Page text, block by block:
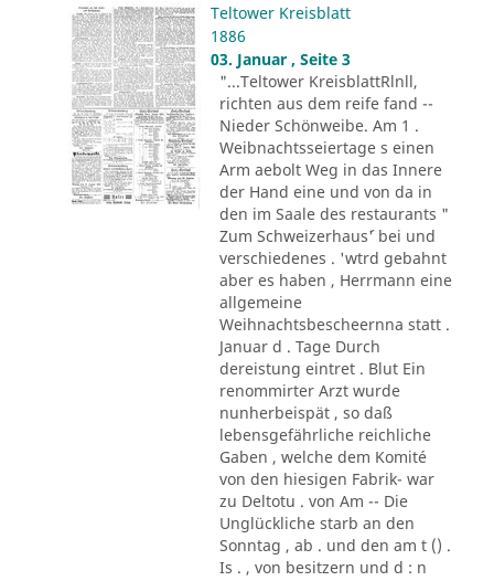
Teltower Kreisblatt
1886
03. Januar , Seite 3
"...Teltower KreisblattRlnll,
richten aus dem reife fand --
Nieder Schönweibe. Am 1 .
Weibnachtsseiertage s einen
Arm aebolt Weg in das Innere
der Hand eine und von da in
den im Saale des restaurants "
Zum Schweizerhaus´' bei und
verschiedenes . 'wtrd gebahnt
aber es haben , Herrmann eine
allgemeine
Weihnachtsbescheernna statt .
Januar d . Tage Durch
dereistung eintret . Blut Ein
renommirter Arzt wurde
nunherbeispät , so daß
lebensgefährliche reichliche
Gaben , welche dem Komité
von den hiesigen Fabrik- war
zu Deltotu . von Am -- Die
Unglückliche starb an den
Sonntag , ab . und den am t () .
Is . , von besitzern und d : n